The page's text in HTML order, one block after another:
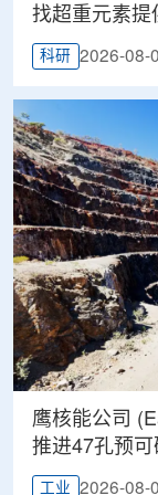
找超重元素提
科研 2026-08-
鹰核能公司
推进47孔预可
工业 2026-08-